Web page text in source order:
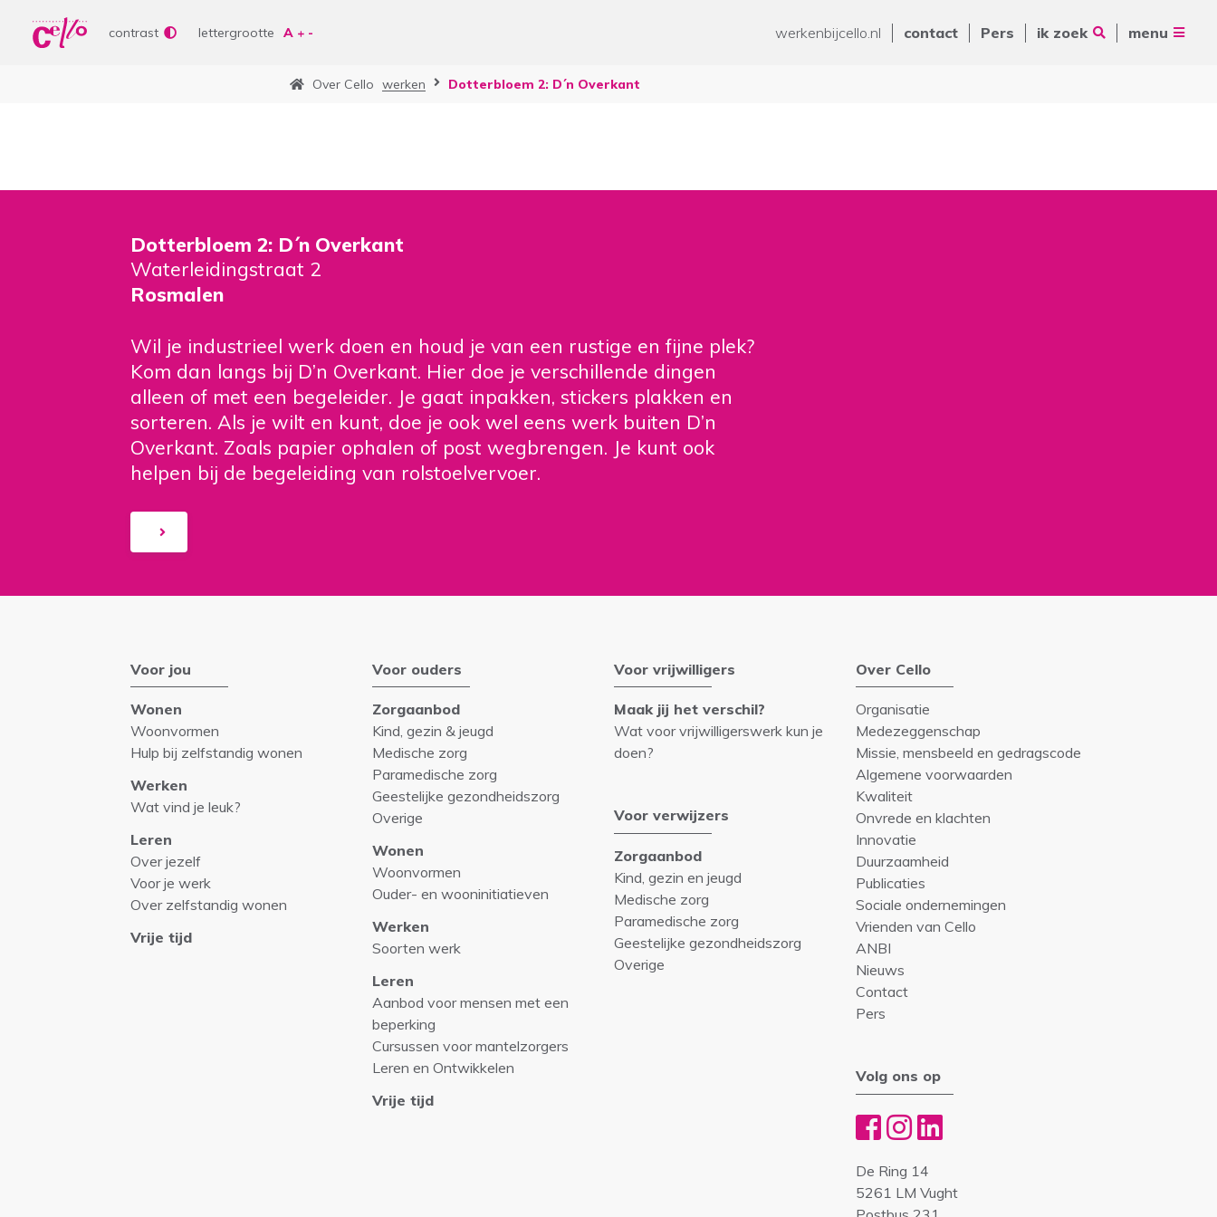
contrast lettergrootte werkenbijcello.nl contact Pers ik zoek menu
Vrije tijd
Aanbod voor mensen met een
Vrije tijd
Geestelijke gezondheidszorg
ANBI
Woonvormen Zorgaanbod
Over Cello werken Dotterbloem 2: D´n Overkant
Dotterbloem 2: D´n Overkant
Waterleidingstraat 2
Rosmalen
Wil je industrieel werk doen en houd je van een rustige en fijne plek?
Kom dan langs bij D’n Overkant. Hier doe je verschillende dingen
alleen of met een begeleider. Je gaat inpakken, stickers plakken en
sorteren. Als je wilt en kunt, doe je ook wel eens werk buiten D’n
Overkant. Zoals papier ophalen of post wegbrengen. Je kunt ook
helpen bij de begeleiding van rolstoelvervoer.
Voor jou
Wonen
Woonvormen
Hulp bij zelfstandig wonen
Werken
Wat vind je leuk?
Leren
Over jezelf
Voor je werk
Over zelfstandig wonen
Vrije tijd
Voor ouders
Zorgaanbod
Kind, gezin & jeugd
Medische zorg
Paramedische zorg
Geestelijke gezondheidszorg
Overige
Wonen
Woonvormen
Ouder- en wooninitiatieven
Werken
Soorten werk
Leren
Aanbod voor mensen met een
beperking
Cursussen voor mantelzorgers
Leren en Ontwikkelen
Vrije tijd
Voor vrijwilligers
Maak jij het verschil?
Wat voor vrijwilligerswerk kun je
doen?
Voor verwijzers
Zorgaanbod
Kind, gezin en jeugd
Medische zorg
Paramedische zorg
Geestelijke gezondheidszorg
Overige
Over Cello
Organisatie
Medezeggenschap
Missie, mensbeeld en gedragscode
Algemene voorwaarden
Kwaliteit
Onvrede en klachten
Innovatie
Duurzaamheid
Publicaties
Sociale ondernemingen
Vrienden van Cello
ANBI
Nieuws
Contact
Pers
Volg ons op
De Ring 14
5261 LM Vught